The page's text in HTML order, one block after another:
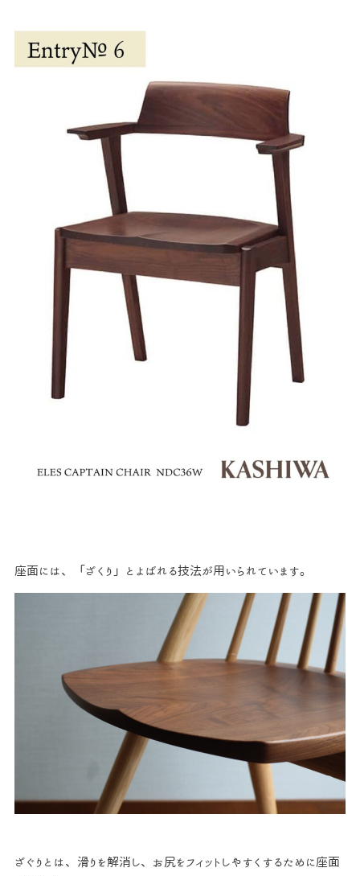
座面には、「ざくり」とよばれる技法が用いられています。
ざぐりとは、滑りを解消し、お尻をフィットしやすくするために座面